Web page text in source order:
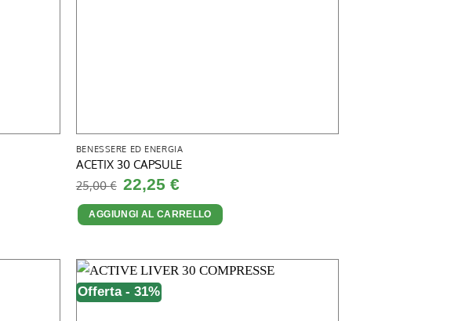
BENESSERE ED ENERGIA
ACETIX 30 CAPSULE
25,00€ Il
prezzo
originale
era:
25,00 €.
22,25€prezzo
attuale
è:
22,25 €.
AGGIUNGI AL CARRELLO
Offerta - 31%